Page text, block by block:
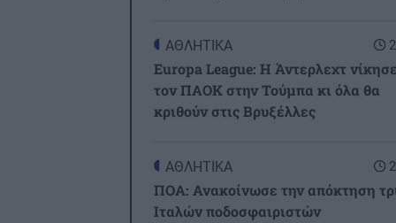
ΑΘΛΗΤΙΚΑ
Europa League: Η Άντερλεχτ
τον ΠΑΟΚ στην Τούμπα κι όλα θα
κριθούν στις Βρυξέλλες
ΑΘΛΗΤΙΚΑ
ΠΟΑ: Ανακοίνωσε την απόκτηση
Ιταλών ποδοσφαιριστών